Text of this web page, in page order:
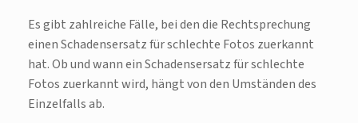
Es gibt zahlreiche Fälle, bei den die Rechtsprechung
einen Schadensersatz für schlechte Fotos zuerkannt
hat. Ob und wann ein Schadensersatz für schlechte
Fotos zuerkannt wird, hängt von den Umständen des
Einzelfalls ab.